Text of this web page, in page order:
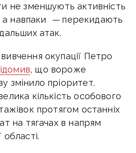
не зменшують активність
а навпаки
— перекидають
атак.
окупації Петро
, що вороже
змінило пріоритет.
кількість особового
протягом останніх
на тягачах в напрям
області.